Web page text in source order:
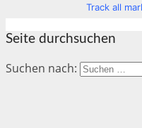
Track all
Seite durchsuchen
Suchen nach: